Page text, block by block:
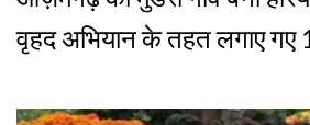
वृहद अभियान के तहत लगाए गए